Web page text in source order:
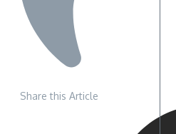
Share this Article